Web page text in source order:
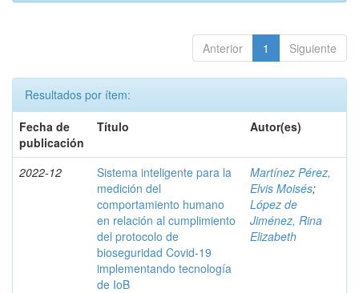
Anterior 1 Siguiente
Resultados por ítem:
Fecha de
publicación
Título Autor(es)
2022-12
Sistema inteligente para la
medición del
comportamiento humano
en relación al cumplimiento
del protocolo de
bioseguridad Covid-19
implementando tecnología
de IoB
Martínez Pérez,
Elvis Moisés;
López de
Jiménez, Rina
Elizabeth